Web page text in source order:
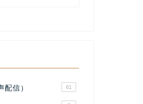
信） 61